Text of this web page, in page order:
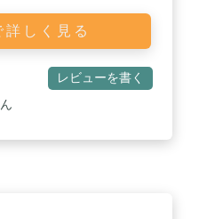
しく見る
レビューを書く